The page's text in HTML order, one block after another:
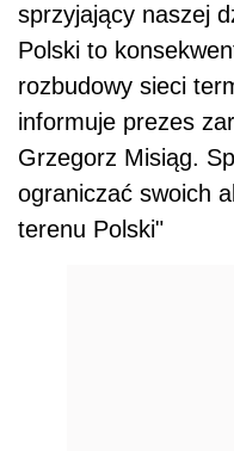
sprzyjający naszej
Polski to
rozbudowy sieci
informuje prezes
Grzegorz Misiąg.
ograniczać swoich
terenu Polski"